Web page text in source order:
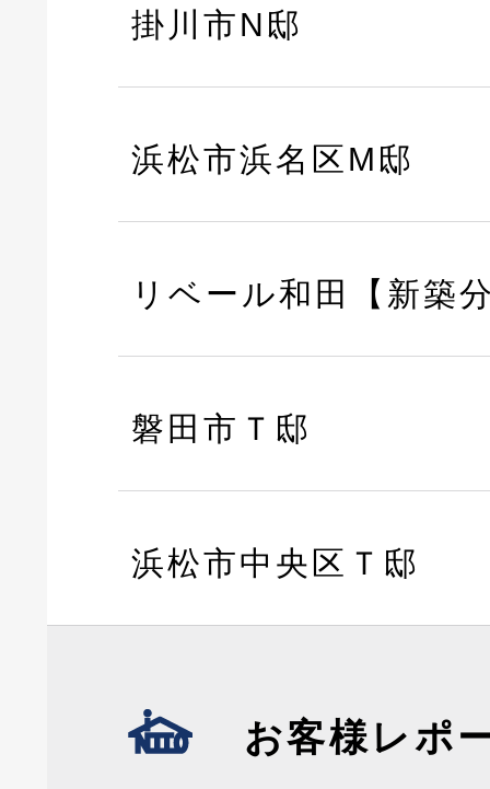
掛川市N邸
浜松市浜名区M邸
リベール和田【新築
磐田市Ｔ邸
浜松市中央区Ｔ邸
お客様レポ